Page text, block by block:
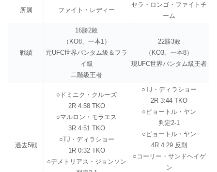
所属 ファイト・レディー
セラ・ロンゴ・ファイトチ
ーム
戦績
16勝2敗
（KO8、一本1）
元UFC世界バンタム級＆フラ
イ級
二階級王者
22勝3敗
（KO3、一本8）
現UFC世界バンタム級王者
過去5戦
○ドミニク・クルーズ
2R 4:58 TKO
○マルロン・モラエス
3R 4:51 TKO
○TJ・ディラショー
1R 0:32 TKO
○デメトリアス・ジョンソン
○TJ・ディラショー
2R 3:44 TKO
○ピョートル・ヤン
判定2-1
○ピョートル・ヤン
4R 4:29 反則
○コーリー・サンドヘイゲ
ン